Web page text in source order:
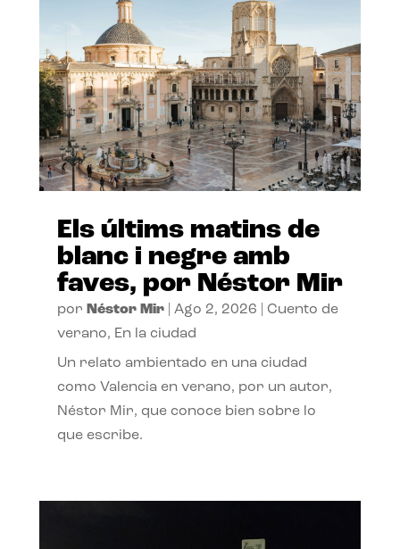
Els últims matins de
blanc i negre amb
faves, por Néstor Mir
por Néstor Mir| Ago 2, 2026
Cuento de
verano, En la ciudad
Un relato ambientado en una ciudad
como Valencia en verano, por un autor,
Néstor Mir, que conoce bien sobre lo
que escribe.